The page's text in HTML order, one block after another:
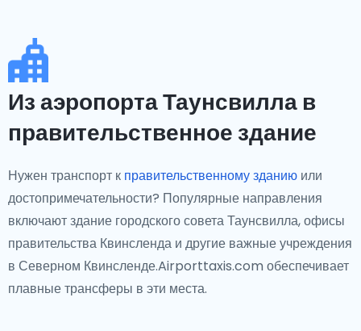
Из аэропорта Таунсвилла в
правительственное здание
Нужен транспорт к правительственному зданию или
достопримечательности? Популярные направления
включают здание городского совета Таунсвилла, офисы
правительства Квинсленда и другие важные учреждения
в Северном Квинсленде.Airporttaxis.com обеспечивает
плавные трансферы в эти места.